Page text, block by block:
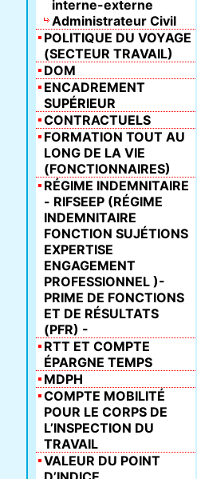
interne-externe
Administrateur Civil
POLITIQUE DU VOYAGE
(SECTEUR TRAVAIL)
DOM
ENCADREMENT
SUPÉRIEUR
CONTRACTUELS
FORMATION TOUT AU
LONG DE LA VIE
(FONCTIONNAIRES)
RÉGIME INDEMNITAIRE
- RIFSEEP (RÉGIME
INDEMNITAIRE
FONCTION SUJÉTIONS
EXPERTISE
ENGAGEMENT
PROFESSIONNEL )-
PRIME DE FONCTIONS
ET DE RÉSULTATS
(PFR) -
RTT ET COMPTE
ÉPARGNE TEMPS
MDPH
COMPTE MOBILITÉ
POUR LE CORPS DE
L’INSPECTION DU
TRAVAIL
VALEUR DU POINT